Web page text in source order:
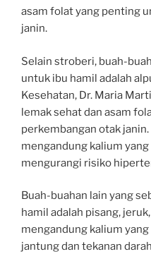
asam folat yang penting
janin.
Selain stroberi, buah-
untuk ibu hamil adalah
Kesehatan, Dr. Maria
lemak sehat dan asam
perkembangan otak
mengandung kalium
mengurangi risiko
Buah-buahan lain yang
hamil adalah pisang,
mengandung kalium
jantung dan tekanan